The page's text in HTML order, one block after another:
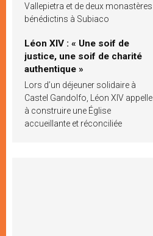
Vallepietra et de deux monastères
bénédictins à Subiaco
Léon XIV : « Une soif de
justice, une soif de charité
authentique »
Lors d’un déjeuner solidaire à
Castel Gandolfo, Léon XIV appelle
à construire une Église
accueillante et réconciliée